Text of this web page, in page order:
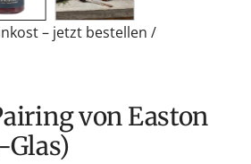
– jetzt bestellen /
Glas)